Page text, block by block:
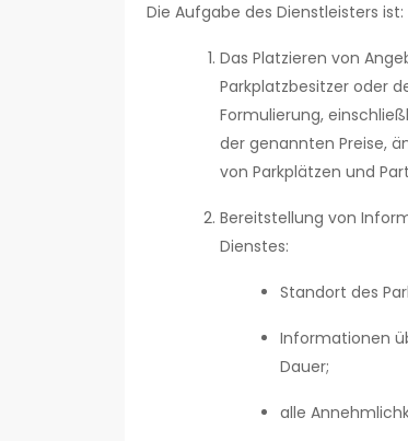
Die Aufgabe des Dienstleisters ist:
Das Platzieren von
Parkplatzbesitzer oder
Formulierung,
der genannten Preise,
von Parkplätzen und
Bereitstellung von
Dienstes:
Standort des
Informationen
Dauer;
alle